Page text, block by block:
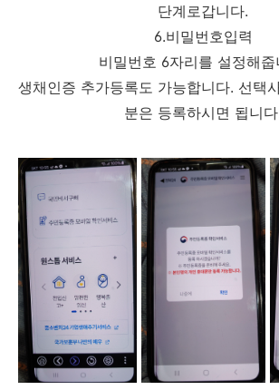
단계로갑니다.
6.비밀번호입력
비밀번호 6자리를 설정해줍
생채인증 추가등록도 가능합니다. 선택
분은 등록하시면 됩니